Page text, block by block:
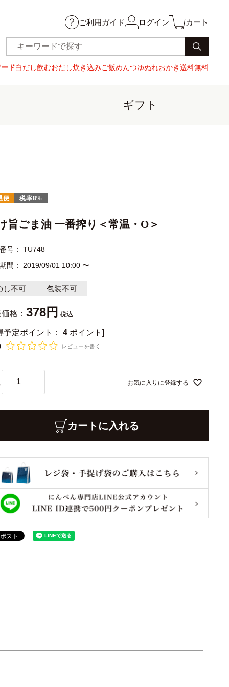
ご利用ガイド ログイン カート
ド白だし飲むおだし炊き込みご飯めんつゆぬれおかき送料無料
ギフト
便 税率8%
旨ごま油 一番搾り＜常温・O＞
号
TU748
間
2019/09/01 10:00 〜
し不可 包装不可
格： 378 税込
予定ポイント： 4 ポイント]
レビューを書く
お気に入りに登録する
カートに入れる